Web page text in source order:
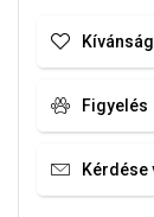
Figyelés
Kérdése